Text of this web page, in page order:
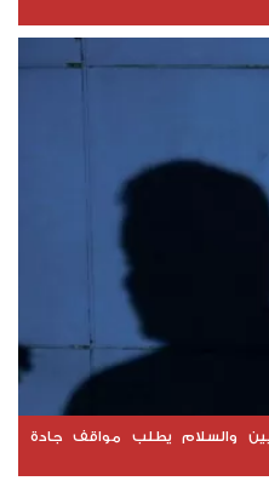
والسلام يطلب مواقف جادة